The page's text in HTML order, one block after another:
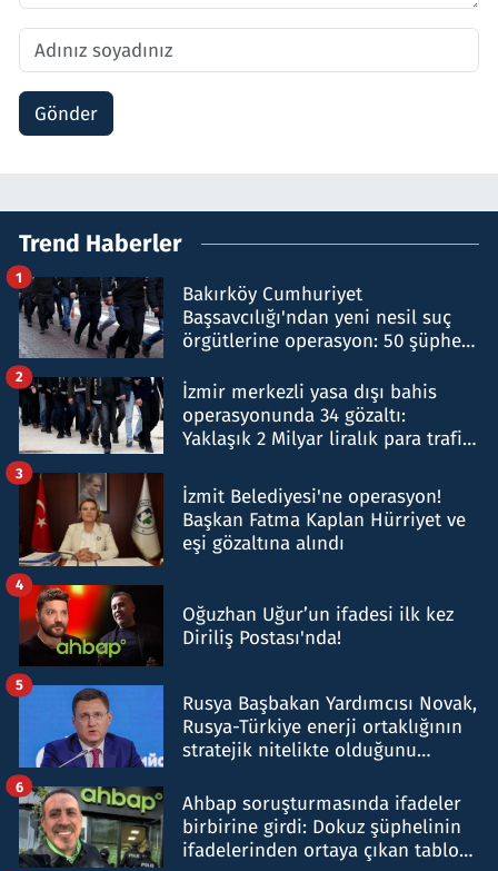
Gönder
Trend Haberler
Bakırköy Cumhuriyet
Başsavcılığı'ndan yeni nesil suç
örgütlerine operasyon: 50 şüpheli
1
İzmir merkezli yasa dışı bahis
operasyonunda 34 gözaltı:
Yaklaşık 2 Milyar liralık para trafiği
2
İzmit Belediyesi'ne operasyon!
Başkan Fatma Kaplan Hürriyet ve
eşi gözaltına alındı
3
Oğuzhan Uğur’un ifadesi ilk kez
Diriliş Postası'nda!
4
Rusya Başbakan Yardımcısı Novak,
Rusya-Türkiye enerji ortaklığının
stratejik nitelikte olduğunu
5
Ahbap soruşturmasında ifadeler
birbirine girdi: Dokuz şüphelinin
ifadelerinden ortaya çıkan tablo
6